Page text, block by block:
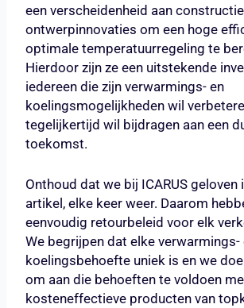
een verscheidenheid aan
ontwerpinnovaties om een hoge
optimale temperatuurregeling te
Hierdoor zijn ze een uitstekende
iedereen die zijn verwarmings- en
koelingsmogelijkheden wil
tegelijkertijd wil bijdragen aan een
toekomst.
Onthoud dat we bij ICARUS geloven
artikel, elke keer weer. Daarom
eenvoudig retourbeleid voor elk
We begrijpen dat elke verwarmings-
koelingsbehoefte uniek is en we
om aan die behoeften te voldoen
kosteneffectieve producten van